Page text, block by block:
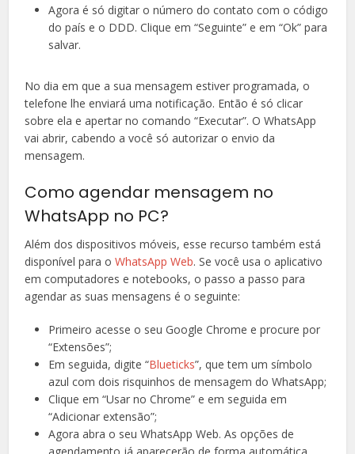
Agora é só digitar o número do contato com o código
do país e o DDD. Clique em “Seguinte” e em “Ok” para
salvar.
No dia em que a sua mensagem estiver programada, o
telefone lhe enviará uma notificação. Então é só clicar
sobre ela e apertar no comando “Executar”. O WhatsApp
vai abrir, cabendo a você só autorizar o envio da
mensagem.
Como agendar mensagem no
WhatsApp no PC?
Além dos dispositivos móveis, esse recurso também está
disponível para oWhatsApp Web. Se você usa o aplicativo
em computadores e notebooks, o passo a passo para
agendar as suas mensagens é o seguinte:
Primeiro acesse o seu Google Chrome e procure por
“Extensões”;
Em seguida, digite “Blueticks”, que tem um símbolo
azul com dois risquinhos de mensagem do WhatsApp;
Clique em “Usar no Chrome” e em seguida em
“Adicionar extensão”;
Agora abra o seu WhatsApp Web. As opções de